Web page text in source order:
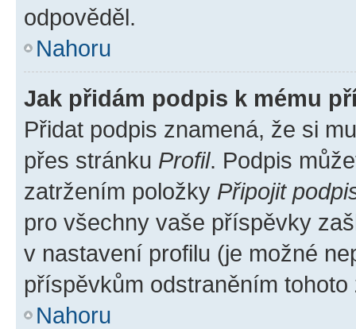
odpověděl.
Nahoru
Jak přidám podpis k mému
Přidat podpis znamená, že si
přes stránku Profil. Podpis
zatržením položky Připojit
pro všechny vaše příspěvky
v nastavení profilu (je možné
příspěvkům odstraněním
Nahoru